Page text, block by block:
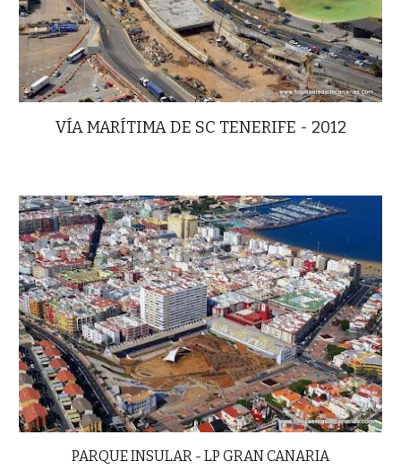
VÍA MARÍTIMA DE SC TENERIFE - 2012
PARQUE INSULAR - LP GRAN CANARIA